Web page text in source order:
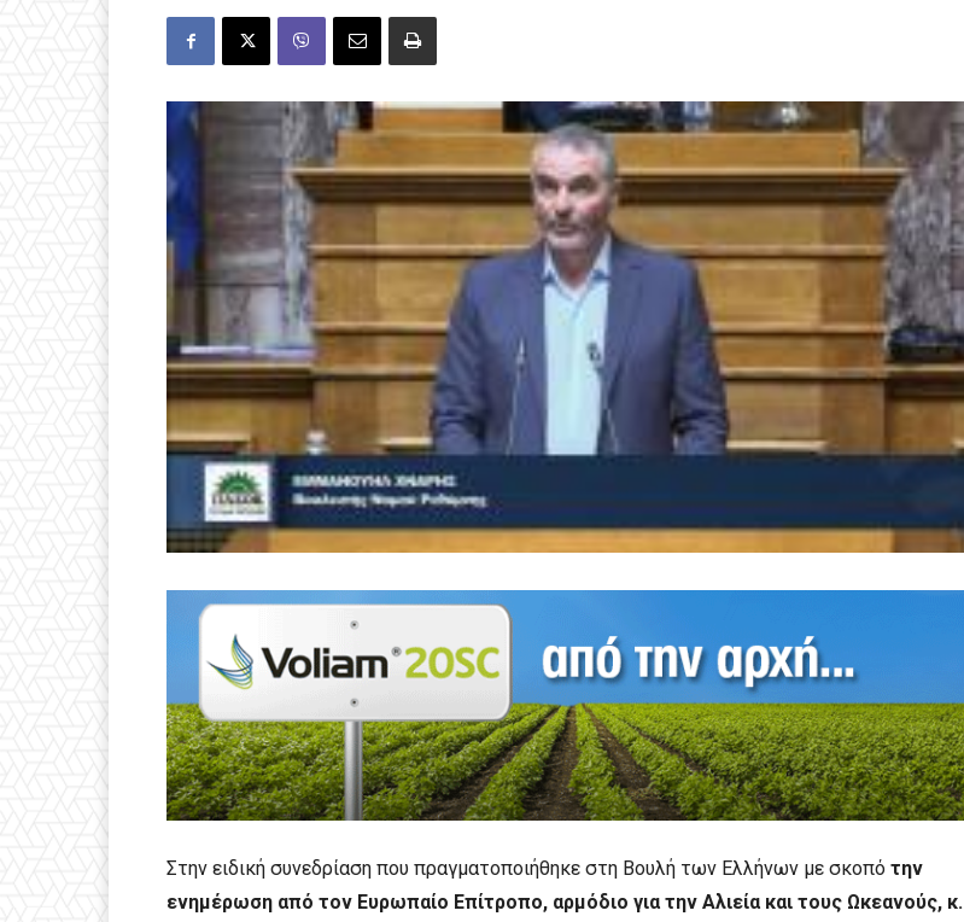
Στην ειδική συνεδρίαση που πραγματοποιήθηκε στη Βουλή των Ελλήνων με σκοπό την
ενημέρωση από τον Ευρωπαίο Επίτροπο, αρμόδιο για την Αλιεία και τους Ωκεανούς, κ.